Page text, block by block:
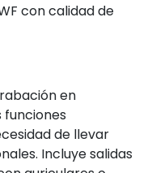
con calidad de
en
de llevar
Incluye salidas